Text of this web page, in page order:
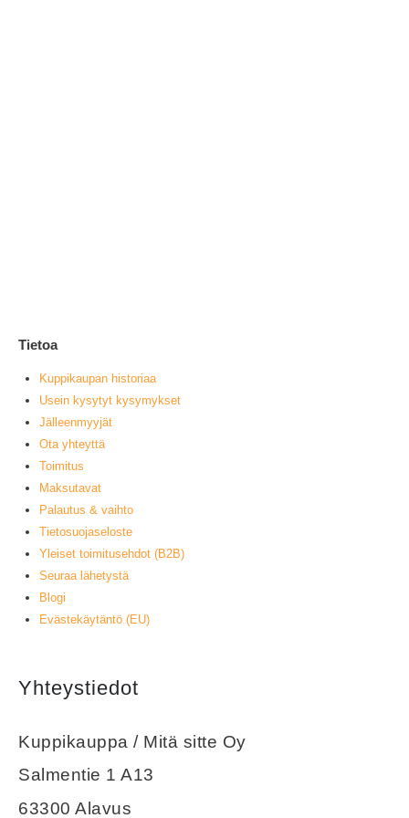
Tietoa
Kuppikaupan historiaa
Usein kysytyt kysymykset
Jälleenmyyjät
Ota yhteyttä
Toimitus
Maksutavat
Palautus & vaihto
Tietosuojaseloste
Yleiset toimitusehdot (B2B)
Seuraa lähetystä
Blogi
Evästekäytäntö (EU)
Yhteystiedot
Kuppikauppa / Mitä sitte Oy
Salmentie 1 A13
63300 Alavus